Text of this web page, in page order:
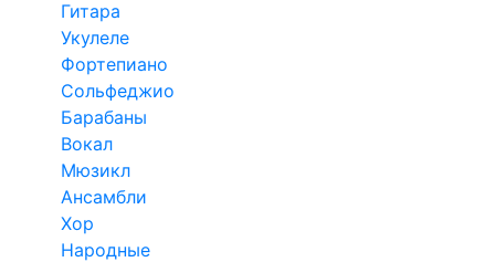
Гитара
Укулеле
Фортепиано
Сольфеджио
Барабаны
Вокал
Мюзикл
Ансамбли
Хор
Народные